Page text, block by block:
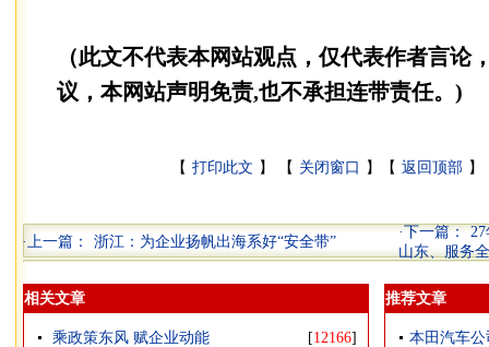
（此文不代表本网站观点，仅代表作者言论
议，本网站声明免责,也不承担连带责任。)
【 打印此文 】 【 关闭窗口 】【 返回顶部
·上一篇： 浙江：为企业扬帆出海系好“安全带”
·下一篇：
山东、服务
相关文章
乘政策东风 赋企业动能 [12166]
推荐文章
本田汽车